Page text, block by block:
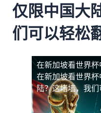
仅限中国大
们可以轻松
在新加坡看世界
在新加坡看世界
陆？这堵墙，我